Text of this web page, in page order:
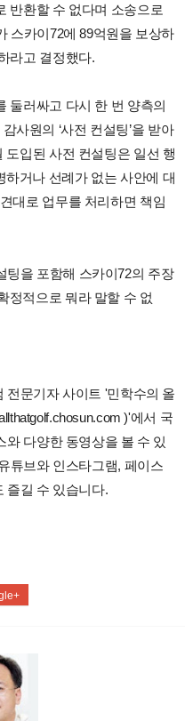
반환할 수 없다며 소송으로
스카이72에 89억원을 보상하
라고 결정했다.
둘러싸고 다시 한 번 양측의
사원의 ‘사전 컨설팅’을 받아
도입된 사전 컨설팅은 일선 행
거나 선례가 없는 사안에 대
대로 업무를 처리하면 책임
팅을 포함해 스카이72의 주장
정적으로 뭐라 말할 수 없
전문기자 사이트 '민학수의 올
)'에서 국
와 다양한 동영상을 볼 수 있
튜브와 인스타그램, 페이스
즐길 수 있습니다.